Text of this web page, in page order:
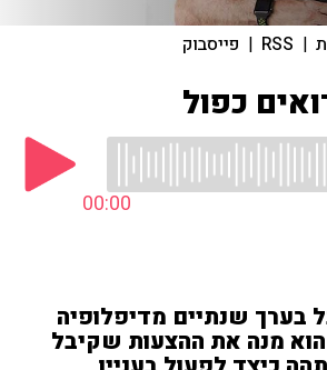
|
RSS
| פייסבוק
כפול
00:00
(72) סובל בערך שנתיים מדיפלופיה
הוא מנה את ההצעות שקיבל